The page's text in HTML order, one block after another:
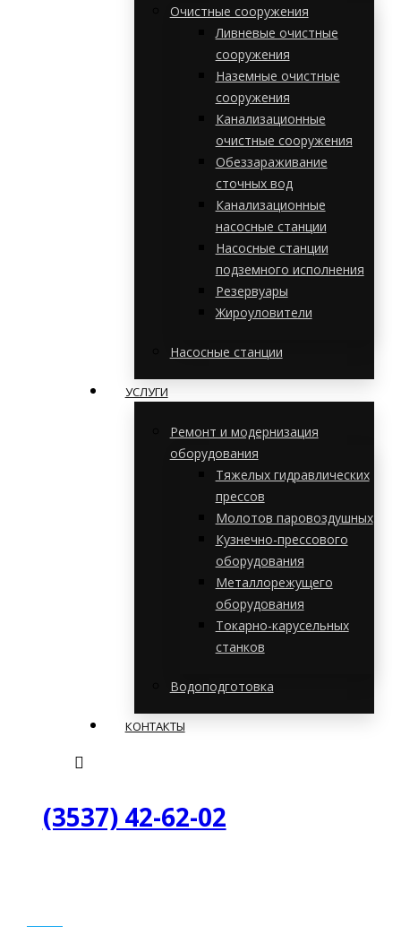
Очистные сооружения
Ливневые очистные
сооружения
Наземные очистные
сооружения
Канализационные
очистные сооружения
Обеззараживание
сточных вод
Канализационные
насосные станции
Насосные станции
подземного исполнения
Резервуары
Жироуловители
Насосные станции
УСЛУГИ
Ремонт и модернизация
оборудования
Тяжелых гидравлических
прессов
Молотов паровоздушных
Кузнечно-прессового
оборудования
Металлорежущего
оборудования
Токарно-карусельных
станков
Водоподготовка
КОНТАКТЫ
(3537) 42-62-02